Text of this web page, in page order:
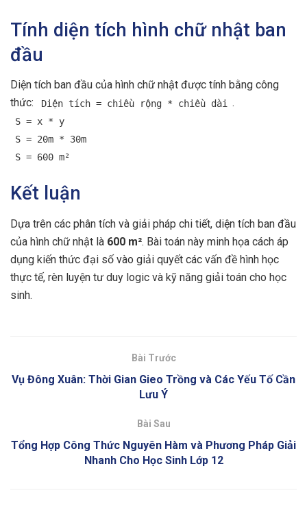
Tính diện tích hình chữ nhật ban
đầu
Diện tích ban đầu của hình chữ nhật được tính bằng công
thức:
Diện tích = chiều rộng * chiều dài .
S = x * y
S = 20m * 30m
S = 600 m²
Kết luận
Dựa trên các phân tích và giải pháp chi tiết, diện tích ban đầu
của hình chữ nhật là 600 m². Bài toán này minh họa cách áp
dụng kiến thức đại số vào giải quyết các vấn đề hình học
thực tế, rèn luyện tư duy logic và kỹ năng giải toán cho học
sinh.
Bài Trước
Vụ Đông Xuân: Thời Gian Gieo Trồng và Các Yếu Tố Cần
Lưu Ý
Bài Sau
Tổng Hợp Công Thức Nguyên Hàm và Phương Pháp Giải
Nhanh Cho Học Sinh Lớp 12